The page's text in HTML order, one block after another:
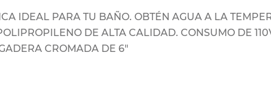
IDEAL PARA TU BAÑO. OBTÉN AGUA A LA
DE ALTA CALIDAD. CONSUMO DE
CROMADA DE 6"